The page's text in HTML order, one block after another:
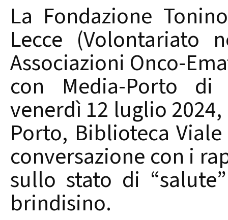
La Fondazione
Lecce (Volontariato
Associazioni Onco-
con Media-Porto di
venerdì 12 luglio
Porto, Biblioteca
conversazione con i
sullo stato di
brindisino.